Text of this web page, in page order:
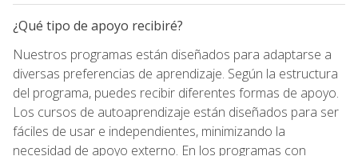
¿Qué tipo de apoyo recibiré?
Nuestros programas están diseñados para adaptarse a
diversas preferencias de aprendizaje. Según la estructura
del programa, puedes recibir diferentes formas de apoyo.
Los cursos de autoaprendizaje están diseñados para ser
fáciles de usar e independientes, minimizando la
necesidad de apoyo externo. En los programas con